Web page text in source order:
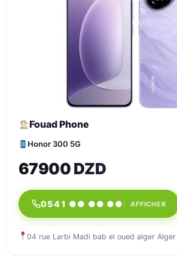
Fouad Phone
Honor 300 5G
67900 DZD
0541 ●● ●● ●● AFFICHER
04 rue Larbi Madi bab el oued alger Alger